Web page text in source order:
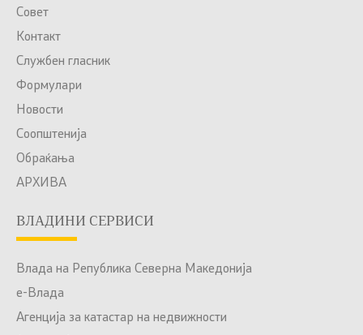
Совет
Контакт
Службен гласник
Формулари
Новости
Соопштенија
Обраќања
АРХИВА
ВЛАДИНИ СЕРВИСИ
Влада на Република Северна Македонија
е-Влада
Агенција за катастар на недвижности